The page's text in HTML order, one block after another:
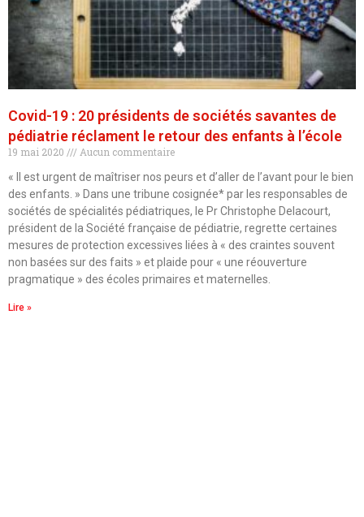
Covid-19 : 20 présidents de sociétés savantes de
pédiatrie réclament le retour des enfants à l’école
19 mai 2020
Aucun commentaire
« Il est urgent de maîtriser nos peurs et d’aller de l’avant pour le bien
des enfants. » Dans une tribune cosignée* par les responsables de
sociétés de spécialités pédiatriques, le Pr Christophe Delacourt,
président de la Société française de pédiatrie, regrette certaines
mesures de protection excessives liées à « des craintes souvent
non basées sur des faits » et plaide pour « une réouverture
pragmatique » des écoles primaires et maternelles.
Lire »